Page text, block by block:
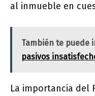
al inmueble en
También te puede
pasivos
La importancia del